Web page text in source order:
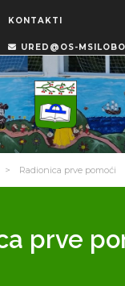
KONTAKTI
URED@OS-
> Radionica prve pomoći
prve